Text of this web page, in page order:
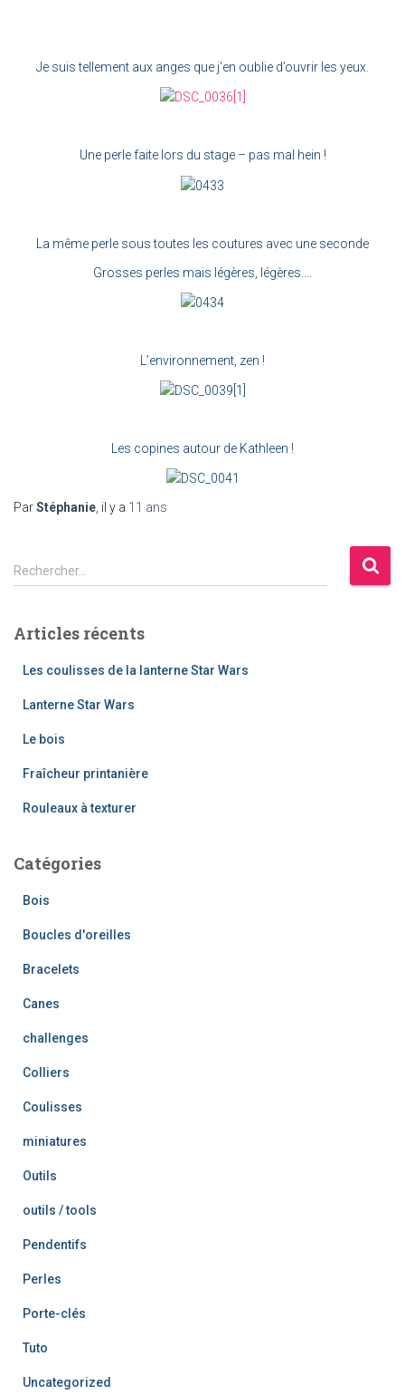
Je suis tellement aux anges que j’en oublie d’ouvrir les yeux.
Une perle faite lors du stage – pas mal hein !
La même perle sous toutes les coutures avec une seconde
Grosses perles mais légères, légères….
L’environnement, zen !
Les copines autour de Kathleen !
ParStéphanie, il y a 11 ans
R
e
e
Rechercher…
Articles récents
Les coulisses de la lanterne Star Wars
Lanterne Star Wars
Le bois
Fraîcheur printanière
Rouleaux à texturer
Catégories
Bois
Boucles d'oreilles
Bracelets
Canes
challenges
Colliers
Coulisses
miniatures
Outils
outils / tools
Pendentifs
Perles
Porte-clés
Tuto
Uncategorized